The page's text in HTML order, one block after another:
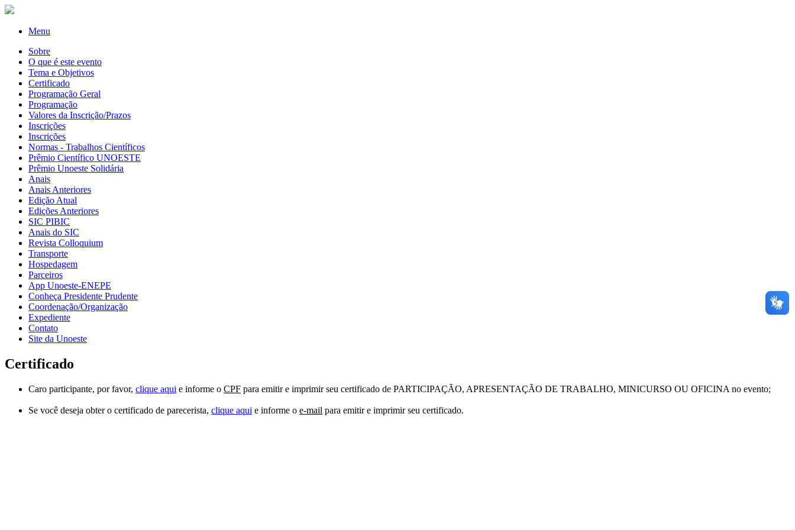
Menu
Sobre
O que é este evento
Tema e Objetivos
Certificado
Programação Geral
Programação
Valores da Inscrição/Prazos
Inscrições
Inscrições
Normas - Trabalhos Científicos
Prêmio Científico UNOESTE
Prêmio Unoeste Solidária
Anais
Anais Anteriores
Edição Atual
Edições Anteriores
SIC PIBIC
Anais do SIC
Revista Colloquium
Transporte
Hospedagem
Parceiros
App Unoeste-ENEPE
Conheça Presidente Prudente
Coordenação/Organização
Expediente
Contato
Site da Unoeste
Certificado
Caro participante, por favor, clique aqui e informe o CPF para emitir e imprimir seu certificado de PARTICIPAÇÃO, APRESENTAÇÃO DE TRABALHO, MINICURSO OU OFICINA no evento;
Se você deseja obter o certificado de parecerista, clique aqui e informe o e-mail para emitir e imprimir seu certificado.